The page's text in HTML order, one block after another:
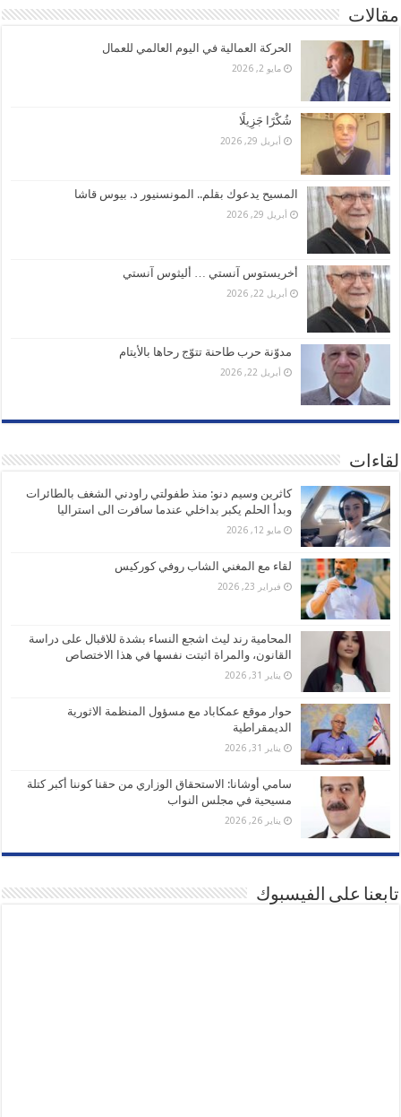
مقالات
الحركة العمالية في اليوم العالمي للعمال
مايو 2, 2026
شُكْرًا جَزِيلًا
أبريل 29, 2026
المسيح يدعوك بقلم.. المونسنيور د. بيوس قاشا
أبريل 29, 2026
أخريستوس آنستي … أليثوس آنستي
أبريل 22, 2026
مدوّنة حرب طاحنة تتوّج رحاها بالأيتام
أبريل 22, 2026
لقاءات
كاثرين وسيم دنو: منذ طفولتي راودني الشغف بالطائرات
وبدأ الحلم يكبر بداخلي عندما سافرت الى استراليا
مايو 12, 2026
لقاء مع المغني الشاب روفي كوركيس
فبراير 23, 2026
المحامية رند ليث اشجع النساء بشدة للاقبال على دراسة
القانون، والمراة اثبتت نفسها في هذا الاختصاص
يناير 31, 2026
حوار موقع عمكاباد مع مسؤول المنظمة الاثورية
الديمقراطية
يناير 31, 2026
سامي أوشانا: الاستحقاق الوزاري من حقنا كوننا أكبر كتلة
مسيحية في مجلس النواب
يناير 26, 2026
تابعنا على الفيسبوك